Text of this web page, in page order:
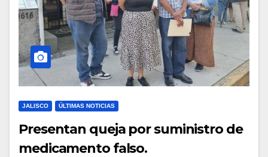
JALISCO ÚLTIMAS NOTICIAS
Presentan queja por suministro de
medicamento falso.